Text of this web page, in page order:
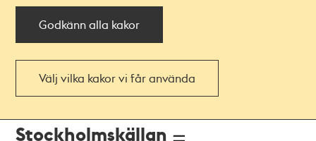
Godkänn alla kakor
Välj vilka kakor vi får använda
Stockholmskällan